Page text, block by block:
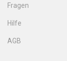
Fragen
Hilfe
AGB